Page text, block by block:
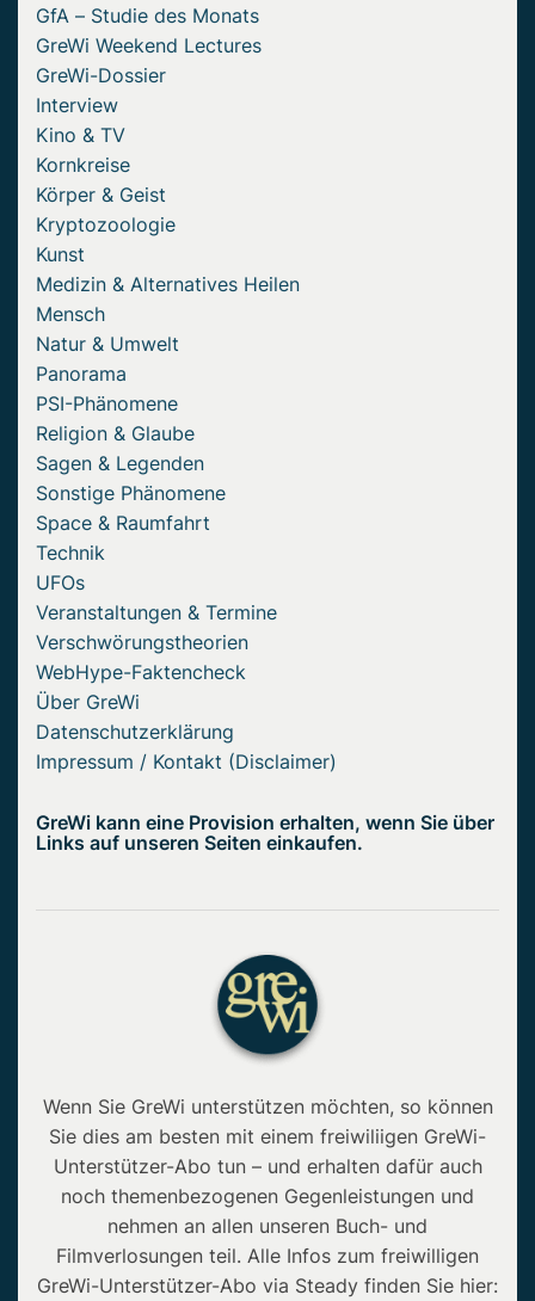
GfA – Studie des Monats
GreWi Weekend Lectures
GreWi-Dossier
Interview
Kino & TV
Kornkreise
Körper & Geist
Kryptozoologie
Kunst
Medizin & Alternatives Heilen
Mensch
Natur & Umwelt
Panorama
PSI-Phänomene
Religion & Glaube
Sagen & Legenden
Sonstige Phänomene
Space & Raumfahrt
Technik
UFOs
Veranstaltungen & Termine
Verschwörungstheorien
WebHype-Faktencheck
Über GreWi
Datenschutzerklärung
Impressum / Kontakt (Disclaimer)
GreWi kann eine Provision erhalten, wenn Sie über
Links auf unseren Seiten einkaufen.
Wenn Sie GreWi unterstützen möchten, so können
Sie dies am besten mit einem freiwiliigen GreWi-
Unterstützer-Abo tun – und erhalten dafür auch
noch themenbezogenen Gegenleistungen und
nehmen an allen unseren Buch- und
Filmverlosungen teil. Alle Infos zum freiwilligen
GreWi-Unterstützer-Abo via Steady finden Sie hier: